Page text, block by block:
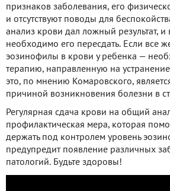
признаков заболевания, его
и отсутствуют поводы для
анализ крови дал ложный результат, и
необходимо его пересдать. Если все
эозинофилы в крови у ребенка —
терапию, направленную на устранение
это, по мнению Комаровского,
причиной возникновения болезни в
Регулярная сдача крови на общий
профилактическая мера, которая
держать под контролем уровень
предупредит появление различных
патологий. Будьте здоровы!